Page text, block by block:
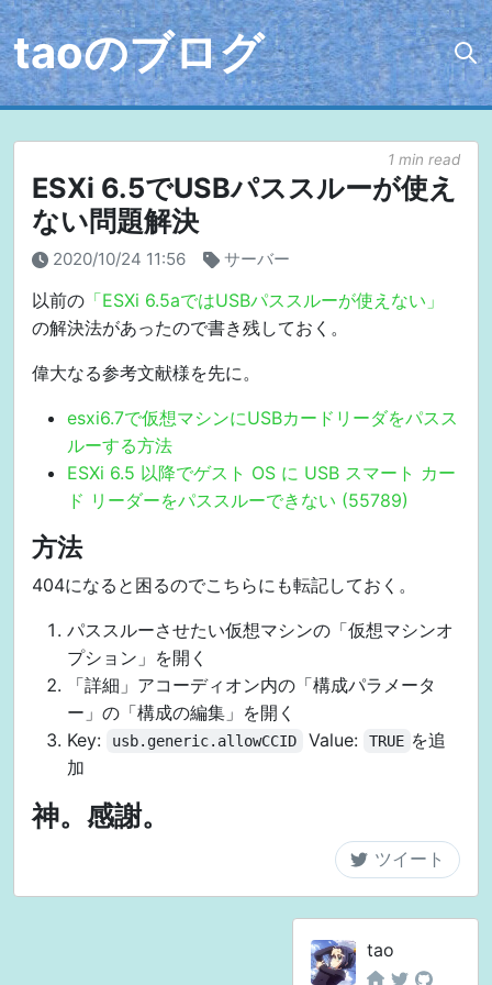
taoのブログ
1 min read
ESXi 6.5でUSBパススルーが使え
ない問題解決
2020/10/24 11:56 サーバー
以前の 「ESXi 6.5aではUSBパススルーが使えない」
の解決法があったので書き残しておく。
偉大なる参考文献様を先に。
esxi6.7で仮想マシンにUSBカードリーダをパスス
ルーする方法
ESXi 6.5 以降でゲスト OS に USB スマート カー
ド リーダーをパススルーできない (55789)
方法
404になると困るのでこちらにも転記しておく。
パススルーさせたい仮想マシンの「仮想マシンオ
プション」を開く
「詳細」アコーディオン内の「構成パラメータ
ー」の「構成の編集」を開く
Key:
usb.generic.allowCCID Value: TRUE を追
加
神。感謝。
tao